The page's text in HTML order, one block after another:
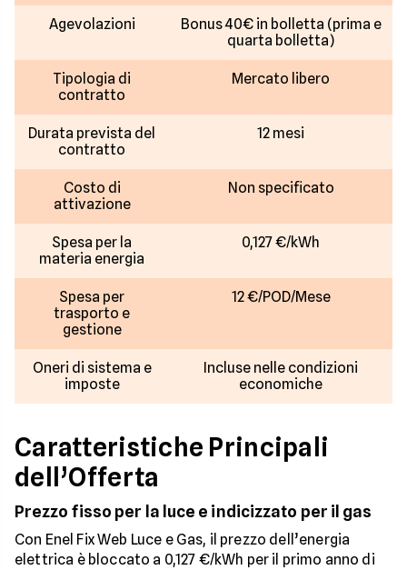
Agevolazioni
Bonus 40€ in bolletta (prima e
quarta bolletta)
Tipologia di
contratto
Mercato libero
Durata prevista del
contratto
12 mesi
Costo di
attivazione
Non specificato
Spesa per la
materia energia
0,127 €/kWh
Spesa per
trasporto e
gestione
12 €/POD/Mese
Oneri di sistema e
imposte
Incluse nelle condizioni
economiche
Caratteristiche Principali
dell’Offerta
Prezzo fisso per la luce e indicizzato per il gas
Con Enel Fix Web Luce e Gas, il prezzo dell’energia
elettrica è bloccato a 0,127 €/kWh per il primo anno di